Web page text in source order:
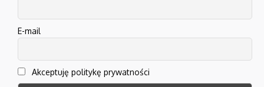
E-mail
Akceptuję politykę prywatności